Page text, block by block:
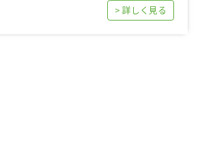
> 詳しく見る